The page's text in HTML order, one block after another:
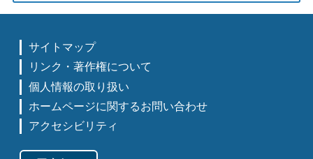
サイトマップ
リンク・著作権について
個人情報の取り扱い
ホームページに関するお問い合わせ
アクセシビリティ